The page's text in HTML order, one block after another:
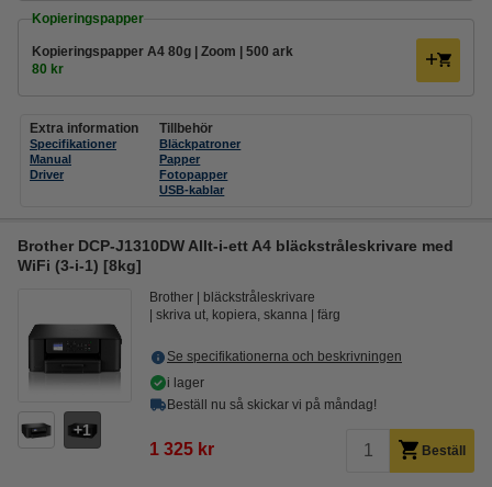
Kopieringspapper
Kopieringspapper A4 80g | Zoom | 500 ark
80 kr
Extra information
Specifikationer
Manual
Driver
Tillbehör
Bläckpatroner
Papper
Fotopapper
USB-kablar
Brother DCP-J1310DW Allt-i-ett A4 bläckstråleskrivare med
WiFi (3-i-1) [8kg]
1
Brother
bläckstråleskrivare
skriva ut, kopiera, skanna
färg
Se specifikationerna och beskrivningen
i lager
Beställ nu så skickar vi på måndag!
1 325 kr Beställ